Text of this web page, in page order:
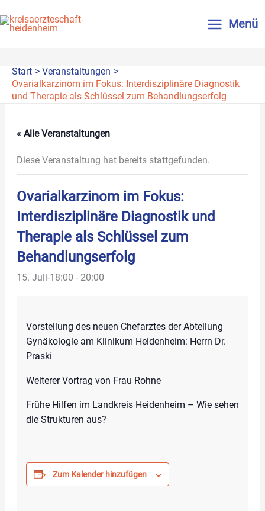
Inhalt
springen
Menü
Start
Veranstaltungen
Ovarialkarzinom im Fokus: Interdisziplinäre Diagnostik
und Therapie als Schlüssel zum Behandlungserfolg
« Alle Veranstaltungen
Diese Veranstaltung hat bereits stattgefunden.
Ovarialkarzinom im Fokus:
Interdisziplinäre Diagnostik und
Therapie als Schlüssel zum
Behandlungserfolg
15. Juli-18:00 - 20:00
Vorstellung des neuen Chefarztes der Abteilung
Gynäkologie am Klinikum Heidenheim: Herrn Dr.
Praski
Weiterer Vortrag von Frau Rohne
Frühe Hilfen im Landkreis Heidenheim – Wie sehen
die Strukturen aus?
Zum Kalender hinzufügen